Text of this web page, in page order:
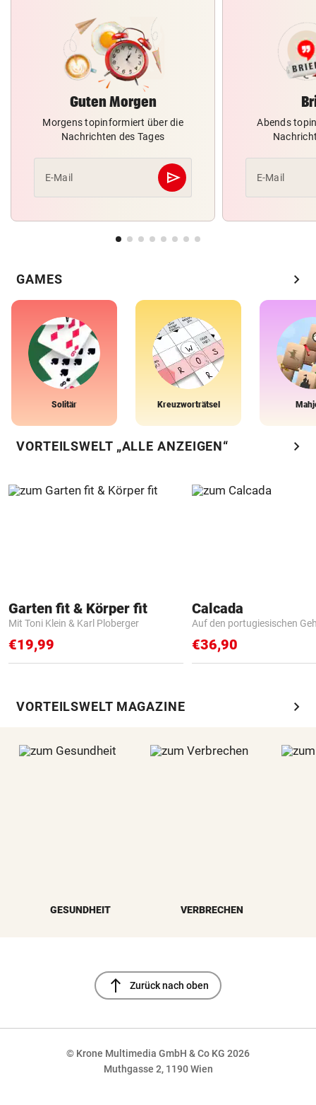
Guten Morgen
Morgens topinformiert über die
Nachrichten des Tages
E-Mail send
Abschicken
Abends
E-Mail
GAMES chevron_right
Solitär Kreuzworträtsel
VORTEILSWELT „ALLE ANZEIGEN“ chevron_right
Garten fit & Körper fit
Mit Toni Klein & Karl Ploberger
€19,99
Calcada
Auf den portugiesischen
€36,90
VORTEILSWELT MAGAZINE chevron_right
GESUNDHEIT VERBRECHEN
north Zurück nach oben
© Krone Multimedia GmbH & Co KG 2026
Muthgasse 2, 1190 Wien